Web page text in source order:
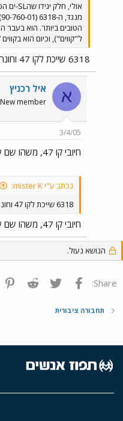
אולי, חלק יגידו שהSL-ים הכי טובים.
ל"קווים"), וכיום הוא בקווים 27 ו-47/48.
6318 שייכת לקו 47 וחונה בשיכון.
א איל רכניץ
New member
3/4/05
חיובי קו 47, משהו שם עליה ברכה.
נכתב ע"י mister K:
6318 שייכת לקו 47 וחונה בשיכון.
חיובי קו 47, משהו שם עליה ברכה.
הנושא נעול.
Share: פייסבוק Twitter
Reddit
תחבורה ציבורית